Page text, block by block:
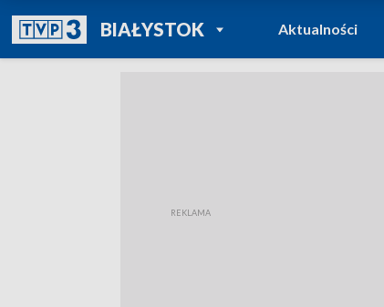
BIAŁYSTOKPOWRÓT DO
TVP REGIONY
Aktualności